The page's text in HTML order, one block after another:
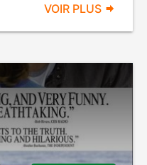
VOIR PLUS